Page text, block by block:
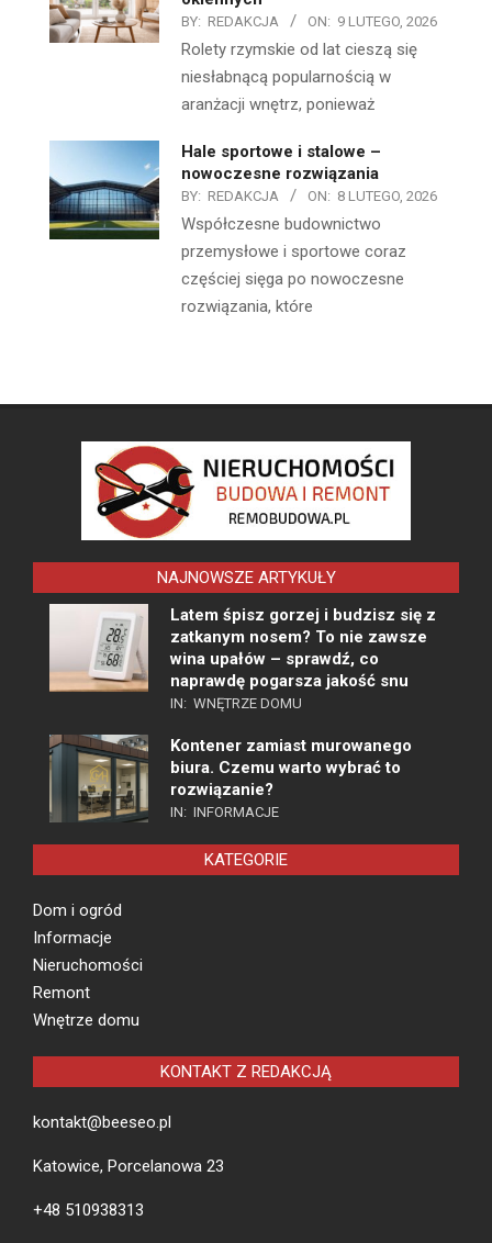
BY: REDAKCJA ON: 9 LUTEGO, 2026
Rolety rzymskie od lat cieszą się
niesłabnącą popularnością w
aranżacji wnętrz, ponieważ
Hale sportowe i stalowe –
nowoczesne rozwiązania
BY: REDAKCJA ON: 8 LUTEGO, 2026
Współczesne budownictwo
przemysłowe i sportowe coraz
częściej sięga po nowoczesne
rozwiązania, które
NAJNOWSZE ARTYKUŁY
Latem śpisz gorzej i budzisz się z
zatkanym nosem? To nie zawsze
wina upałów – sprawdź, co
naprawdę pogarsza jakość snu
IN: WNĘTRZE DOMU
Kontener zamiast murowanego
biura. Czemu warto wybrać to
rozwiązanie?
IN: INFORMACJE
KATEGORIE
Dom i ogród
Informacje
Nieruchomości
Remont
Wnętrze domu
KONTAKT Z REDAKCJĄ
kontakt@beeseo.pl
Katowice, Porcelanowa 23
+48 510938313